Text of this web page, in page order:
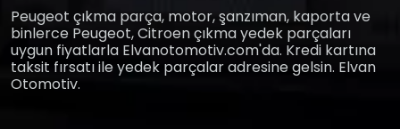
Peugeot çıkma parça, motor, şanzıman, kaporta ve
binlerce Peugeot, Citroen çıkma yedek parçaları
uygun fiyatlarla Elvanotomotiv.com'da. Kredi kartına
taksit fırsatı ile yedek parçalar adresine gelsin. Elvan
Otomotiv.